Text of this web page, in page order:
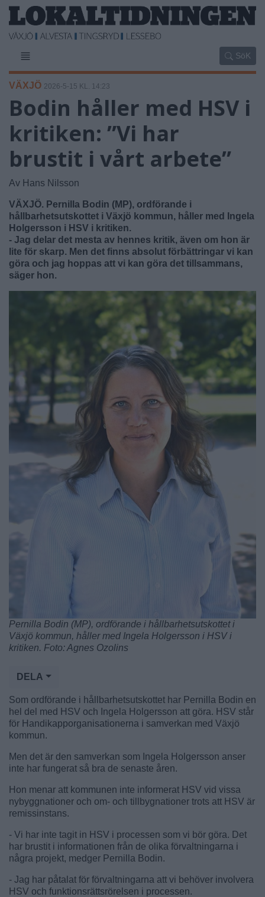
SöK
VÄXJÖ 2026-5-15 KL. 14:23
Bodin håller med HSV i
kritiken: ”Vi har
brustit i vårt arbete”
Av Hans Nilsson
VÄXJÖ. Pernilla Bodin (MP), ordförande i
hållbarhetsutskottet i Växjö kommun, håller med Ingela
Holgersson i HSV i kritiken.
- Jag delar det mesta av hennes kritik, även om hon är
lite för skarp. Men det finns absolut förbättringar vi kan
göra och jag hoppas att vi kan göra det tillsammans,
säger hon.
Pernilla Bodin (MP), ordförande i hållbarhetsutskottet i
Växjö kommun, håller med Ingela Holgersson i HSV i
kritiken. Foto: Agnes Ozolins
DELA
Som ordförande i hållbarhetsutskottet har Pernilla Bodin en
hel del med HSV och Ingela Holgersson att göra. HSV står
för Handikapporganisationerna i samverkan med Växjö
kommun.
Men det är den samverkan som Ingela Holgersson anser
inte har fungerat så bra de senaste åren.
Hon menar att kommunen inte informerat HSV vid vissa
nybyggnationer och om- och tillbygnationer trots att HSV är
remissinstans.
- Vi har inte tagit in HSV i processen som vi bör göra. Det
har brustit i informationen från de olika förvaltningarna i
några projekt, medger Pernilla Bodin.
- Jag har påtalat för förvaltningarna att vi behöver involvera
HSV och funktionsrättsrörelsen i processen.